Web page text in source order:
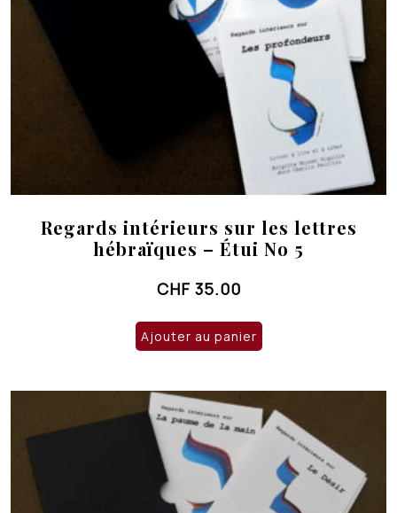
Regards intérieurs sur les lettres
hébraïques – Étui No 5
CHF 35.00
Ajouter au panier